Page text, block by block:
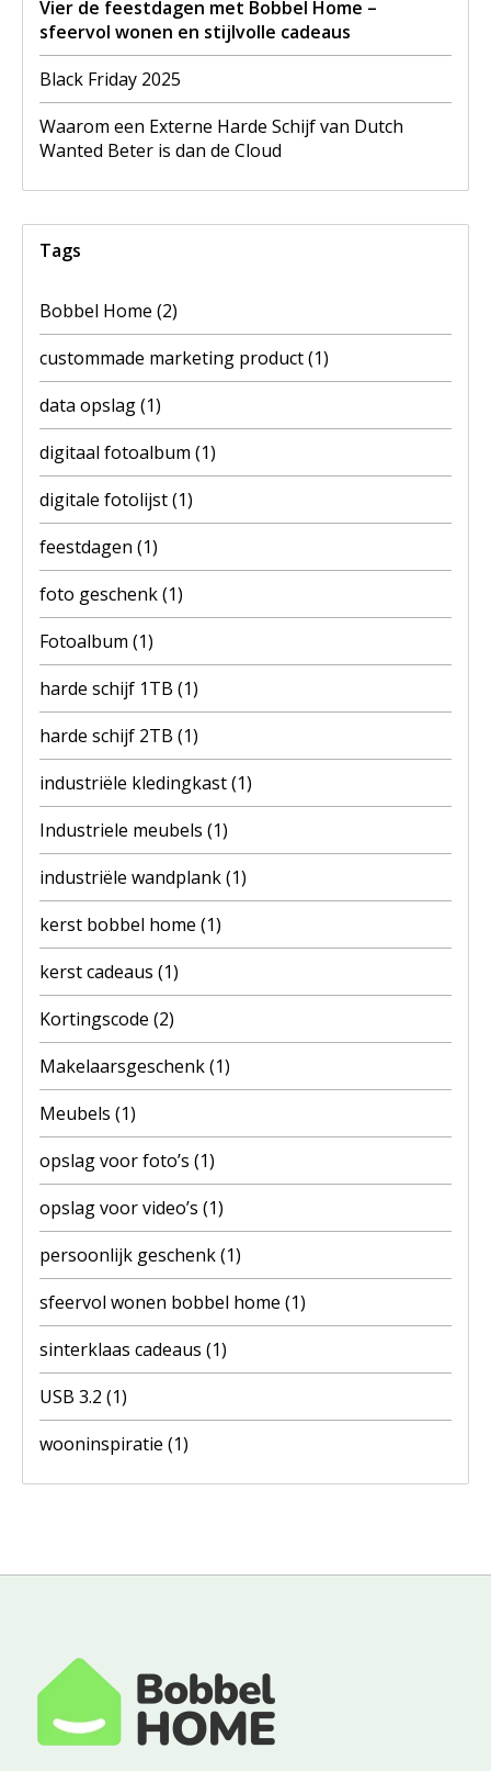
Vier de feestdagen met Bobbel Home –
sfeervol wonen en stijlvolle cadeaus
Black Friday 2025
Waarom een Externe Harde Schijf van Dutch
Wanted Beter is dan de Cloud
Tags
Bobbel Home (2)
custommade marketing product(1)
data opslag(1)
digitaal fotoalbum (1)
digitale fotolijst(1)
feestdagen (1)
foto geschenk(1)
Fotoalbum (1)
harde schijf 1TB (1)
harde schijf 2TB (1)
industriële kledingkast(1)
Industriele meubels (1)
industriële wandplank(1)
kerst bobbel home (1)
kerst cadeaus (1)
Kortingscode (2)
Makelaarsgeschenk(1)
Meubels (1)
opslag voor foto’s (1)
opslag voor video’s (1)
persoonlijk geschenk(1)
sfeervol wonen bobbel home (1)
sinterklaas cadeaus (1)
USB 3.2 (1)
wooninspiratie (1)